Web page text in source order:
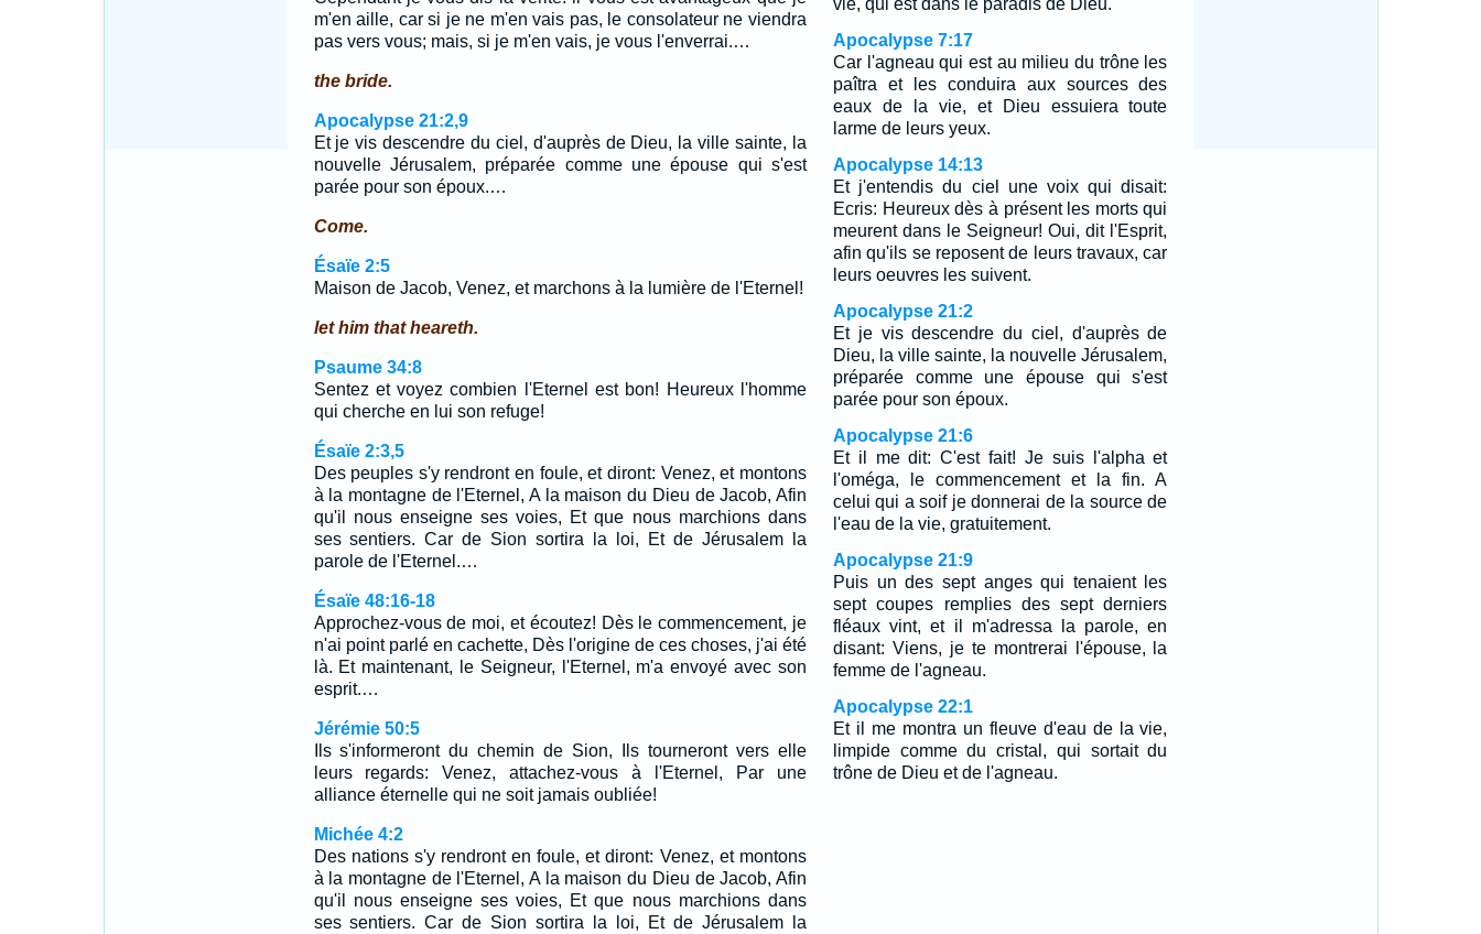
m'en aille, car si je ne m'en vais pas, le consolateur ne viendra
pas vers vous; mais, si je m'en vais, je vous l'enverrai.…
the bride.
Apocalypse 21:2,9
Et je vis descendre du ciel, d'auprès de Dieu, la ville sainte, la
nouvelle Jérusalem, préparée comme une épouse qui s'est
parée pour son époux.…
Come.
Ésaïe 2:5
Maison de Jacob, Venez, et marchons à la lumière de l'Eternel!
let him that heareth.
Psaume 34:8
Sentez et voyez combien l'Eternel est bon! Heureux l'homme
qui cherche en lui son refuge!
Ésaïe 2:3,5
Des peuples s'y rendront en foule, et diront: Venez, et montons
à la montagne de l'Eternel, A la maison du Dieu de Jacob, Afin
qu'il nous enseigne ses voies, Et que nous marchions dans
ses sentiers. Car de Sion sortira la loi, Et de Jérusalem la
parole de l'Eternel.…
Ésaïe 48:16-18
Approchez-vous de moi, et écoutez! Dès le commencement, je
n'ai point parlé en cachette, Dès l'origine de ces choses, j'ai été
là. Et maintenant, le Seigneur, l'Eternel, m'a envoyé avec son
esprit.…
Jérémie 50:5
Ils s'informeront du chemin de Sion, Ils tourneront vers elle
leurs regards: Venez, attachez-vous à l'Eternel, Par une
alliance éternelle qui ne soit jamais oubliée!
Michée 4:2
Des nations s'y rendront en foule, et diront: Venez, et montons
à la montagne de l'Eternel, A la maison du Dieu de Jacob, Afin
qu'il nous enseigne ses voies, Et que nous marchions dans
ses sentiers. Car de Sion sortira la loi, Et de Jérusalem la
vie, qui est dans le paradis de Dieu.
Apocalypse 7:17
Car l'agneau qui est au milieu du trône les
paîtra et les conduira aux sources des
eaux de la vie, et Dieu essuiera toute
larme de leurs yeux.
Apocalypse 14:13
Et j'entendis du ciel une voix qui disait:
Ecris: Heureux dès à présent les morts qui
meurent dans le Seigneur! Oui, dit l'Esprit,
afin qu'ils se reposent de leurs travaux, car
leurs oeuvres les suivent.
Apocalypse 21:2
Et je vis descendre du ciel, d'auprès de
Dieu, la ville sainte, la nouvelle Jérusalem,
préparée comme une épouse qui s'est
parée pour son époux.
Apocalypse 21:6
Et il me dit: C'est fait! Je suis l'alpha et
l'oméga, le commencement et la fin. A
celui qui a soif je donnerai de la source de
l'eau de la vie, gratuitement.
Apocalypse 21:9
Puis un des sept anges qui tenaient les
sept coupes remplies des sept derniers
fléaux vint, et il m'adressa la parole, en
disant: Viens, je te montrerai l'épouse, la
femme de l'agneau.
Apocalypse 22:1
Et il me montra un fleuve d'eau de la vie,
limpide comme du cristal, qui sortait du
trône de Dieu et de l'agneau.